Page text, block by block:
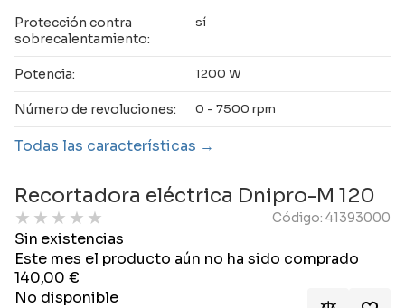
Protección contra
sobrecalentamiento:
sí
Potencia: 1200 W
Número de revoluciones: 0 - 7500 rpm
Todas las características
Recortadora eléctrica Dnipro-M 120
★ ★ ★ ★ ★ Código: 41393000
Sin existencias
Este mes el producto aún no ha sido comprado
140,00€
No disponible